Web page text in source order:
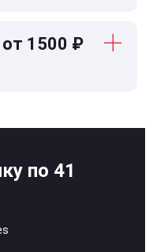
от 1500 ₽
по 41